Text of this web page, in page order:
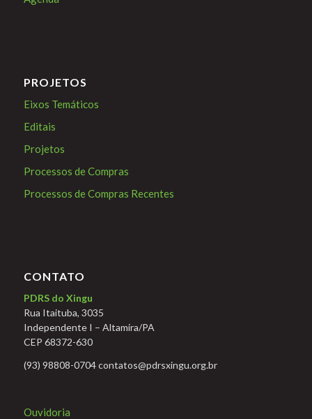
PROJETOS
Eixos Temáticos
Editais
Projetos
Processos de Compras
Processos de Compras Recentes
CONTATO
PDRS do Xingu
Rua Itaituba, 3035
Independente I – Altamira/PA
CEP 68372-630
(93) 98808-0704 contatos@pdrsxingu.org.br
Ouvidoria